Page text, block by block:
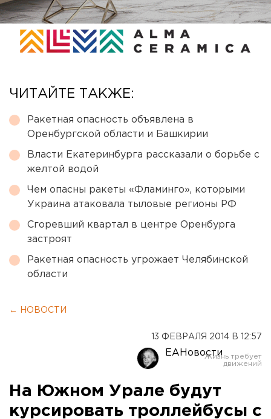
ЧИТАЙТЕ ТАКЖЕ:
Ракетная опасность объявлена в
Оренбургской области и Башкирии
Власти Екатеринбурга рассказали о борьбе с
желтой водой
Чем опасны ракеты «Фламинго», которыми
Украина атаковала тыловые регионы РФ
Сгоревший квартал в центре Оренбурга
застроят
Ракетная опасность угрожает Челябинской
области
← НОВОСТИ
13 ФЕВРАЛЯ 2014 В 12:57
ЕАНовости
На Южном Урале будут
курсировать троллейбусы с